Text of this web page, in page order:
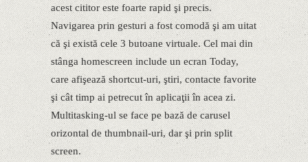
acest cititor este foarte rapid şi precis.
Navigarea prin gesturi a fost comodă şi am uitat
că şi există cele 3 butoane virtuale. Cel mai din
stânga homescreen include un ecran Today,
care afişează shortcut-uri, ştiri, contacte favorite
şi cât timp ai petrecut în aplicaţii în acea zi.
Multitasking-ul se face pe bază de carusel
orizontal de thumbnail-uri, dar şi prin split
screen.